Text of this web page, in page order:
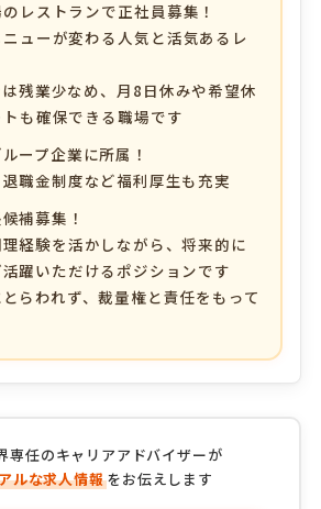
レストランで正社員募集！
ニューが変わる人気と活気あるレ
は残業少なめ、月8日休みや希望休
も確保できる職場です
ープ企業に所属！
職金制度など福利厚生も充実
補募集！
経験を活かしながら、将来的に
躍いただけるポジションです
らわれず、裁量権と責任をもって
専任のキャリアアドバイザーが
ルな求人情報をお伝えします